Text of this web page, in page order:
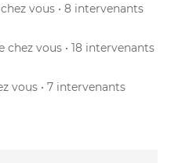
chez vous • 8 intervenants
chez vous • 18 intervenants
vous • 7 intervenants